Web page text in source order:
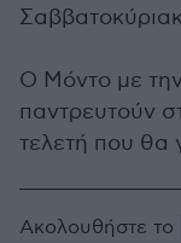
Ο Μόντο με
παντρευτούν
τελετή που θα
Ακολουθήστε το